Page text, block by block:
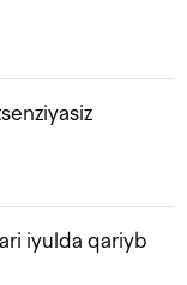
iyulda qariyb